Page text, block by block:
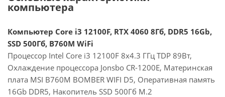
компьютера
Компьютер Core i3 12100F, RTX 4060 8Гб, DDR5 16Gb,
SSD 500Гб, B760M WiFi
Процессор Intel Core i3 12100F 8x4.3 ГГц TDP 89Вт,
Охлаждение процессора Jonsbo CR-1200E, Материнская
плата MSI B760M BOMBER WIFI D5, Оперативная память
16Gb DDR5, Накопитель SSD 500Гб M.2